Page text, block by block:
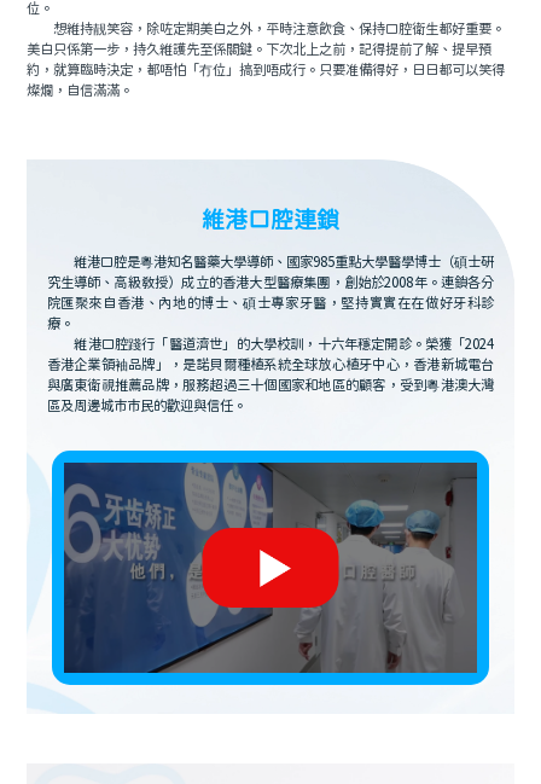
位。
想維持靓笑容，除咗定期美白之外，平時注意飲食、保持口腔衛生都好重要。
美白只係第一步，持久維護先至係關鍵。下次北上之前，記得提前了解、提早預
約，就算臨時決定，都唔怕「冇位」搞到唔成行。只要准備得好，日日都可以笑得
燦爛，自信滿滿。
維港口腔連鎖
維港口腔是粵港知名醫藥大學導師、國家985重點大學醫學博士（碩士研
究生導師、高級教授）成立的香港大型醫療集團，創始於2008年。連鎖各分
院匯聚來自香港、內地的博士、碩士專家牙醫，堅持實實在在做好牙科診
療。
維港口腔踐行「醫道濟世」的大學校訓，十六年穩定開診。榮獲「2024
香港企業領袖品牌」，是諾貝爾種植系統全球放心植牙中心，香港新城電台
與廣東衛視推薦品牌，服務超過三十個國家和地區的顧客，受到粵港澳大灣
區及周邊城市市民的歡迎與信任。